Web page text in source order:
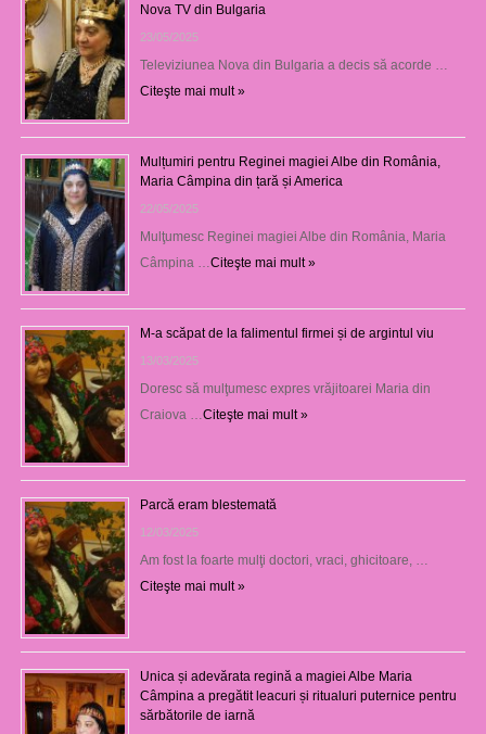
Nova TV din Bulgaria
23/05/2025
Televiziunea Nova din Bulgaria a decis să acorde …
Citeşte mai mult »
Mulțumiri pentru Reginei magiei Albe din România,
Maria Câmpina din țară și America
22/05/2025
Mulţumesc Reginei magiei Albe din România, Maria
Câmpina … Citeşte mai mult »
M-a scăpat de la falimentul firmei și de argintul viu
13/03/2025
Doresc să mulţumesc expres vrăjitoarei Maria din
Craiova … Citeşte mai mult »
Parcă eram blestemată
12/03/2025
Am fost la foarte mulţi doctori, vraci, ghicitoare, …
Citeşte mai mult »
Unica și adevărata regină a magiei Albe Maria
Câmpina a pregătit leacuri și ritualuri puternice pentru
sărbătorile de iarnă